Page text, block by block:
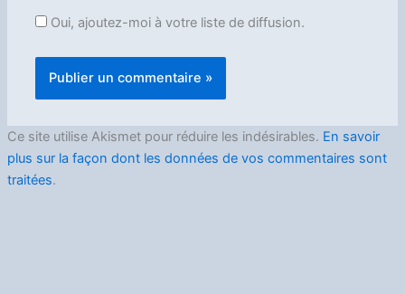
Oui, ajoutez-moi à votre liste de diffusion.
Ce site utilise Akismet pour réduire les indésirables. En savoir
plus sur la façon dont les données de vos commentaires sont
traitées.